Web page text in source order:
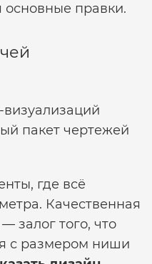
основные правки.
пакет чертежей
где всё
Качественная
залог того, что
с размером ниши